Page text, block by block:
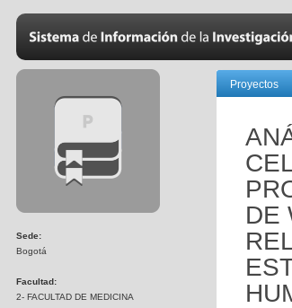
Sede:
Bogotá
Facultad:
2- FACULTAD DE MEDICINA
Proyectos
DE